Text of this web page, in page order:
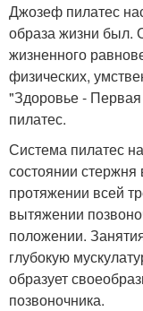
Джозеф пилатес
образа жизни был.
жизненного
физических,
"Здоровье -
пилатес.
Система пилатес
состоянии стержня
протяжении всей
вытяжении
положении.
глубокую
образует
позвоночника.